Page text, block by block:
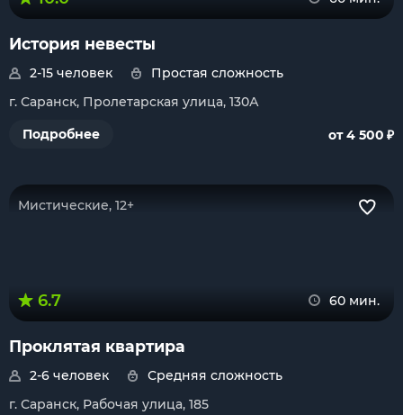
История невесты
2-15 человек
Простая сложность
г. Саранск, Пролетарская улица, 130А
Подробнее
от 4 500 ₽
Мистические, 12+
6.7 60 мин.
Проклятая квартира
2-6 человек
Средняя сложность
г. Саранск, Рабочая улица, 185